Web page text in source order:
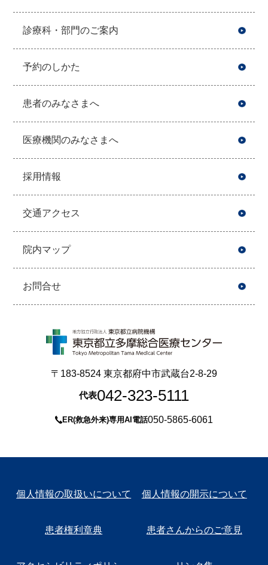
診療科・部門のご案内
予約のしかた
患者のみなさまへ
医療機関のみなさまへ
採用情報
交通アクセス
院内マップ
お問合せ
〒183-8524 東京都府中市武蔵台2-8-29
代表042-323-5111
ER(救急外来)専用AI電話050-5865-6061
個人情報の取扱いについて 個人情報の開示について
患者権利章典 患者さんからのご意見